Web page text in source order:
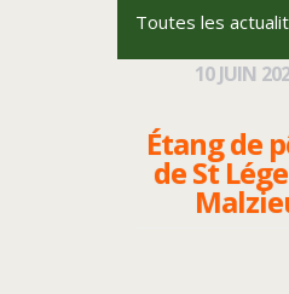
Toutes les
10 JUIN
Étang de
de St